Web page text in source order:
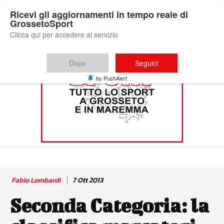
Fabio Lombardi 7 Ott 2013
Seconda Categoria: la
Ricevi gli aggiornamenti in tempo reale di
GrossetoSport
Clicca qui per accedere al servizio
Dopo Seguici
by PushAlert